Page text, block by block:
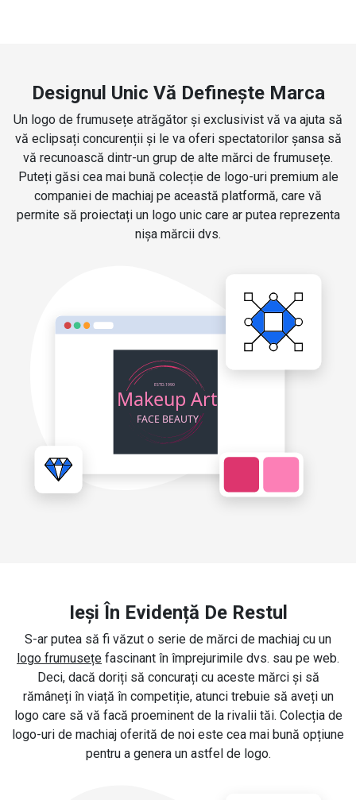
Designul Unic Vă Definește Marca
Un logo de frumusețe atrăgător și exclusivist vă va ajuta să
vă eclipsați concurenții și le va oferi spectatorilor șansa să
vă recunoască dintr-un grup de alte mărci de frumusețe.
Puteți găsi cea mai bună colecție de logo-uri premium ale
companiei de machiaj pe această platformă, care vă
permite să proiectați un logo unic care ar putea reprezenta
nișa mărcii dvs.
Ieși În Evidență De Restul
S-ar putea să fi văzut o serie de mărci de machiaj cu un
logo frumusețe fascinant în împrejurimile dvs. sau pe web.
Deci, dacă doriți să concurați cu aceste mărci și să
rămâneți în viață în competiție, atunci trebuie să aveți un
logo care să vă facă proeminent de la rivalii tăi. Colecția de
logo-uri de machiaj oferită de noi este cea mai bună opțiune
pentru a genera un astfel de logo.